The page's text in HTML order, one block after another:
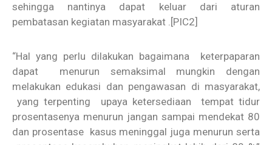
sehingga nantinya dapat keluar dari aturan
pembatasan kegiatan masyarakat . [PIC2]
“Hal yang perlu dilakukan bagaimana keterpaparan
dapat menurun semaksimal mungkin dengan
melakukan edukasi dan pengawasan di masyarakat,
yang terpenting upaya ketersediaan tempat tidur
prosentasenya menurun jangan sampai mendekat 80
dan prosentase kasus meninggal juga menurun serta